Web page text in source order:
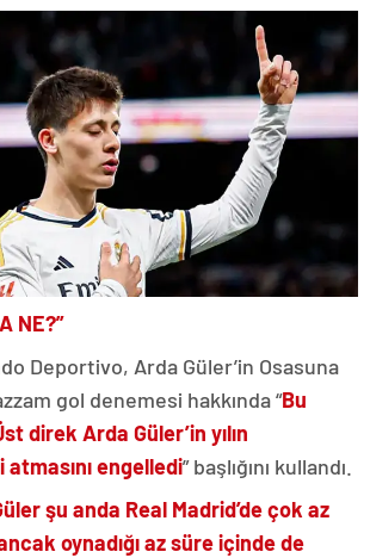
NE?”
Deportivo, Arda Güler’in Osasuna
gol denemesi hakkında “Bu
direk Arda Güler’in yılın
engelledi” başlığını kullandı.
şu anda Real Madrid’de çok az
oynadığı az süre içinde de